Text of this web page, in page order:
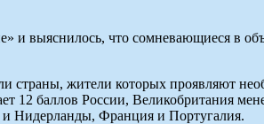
и выяснилось, что сомневающиеся в
страны, жители которых проявляют
12 баллов России, Великобритания
и Нидерланды, Франция и Португалия.